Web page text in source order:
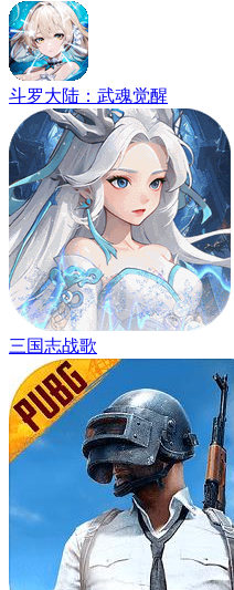
斗罗大陆：武魂觉醒
三国志战歌